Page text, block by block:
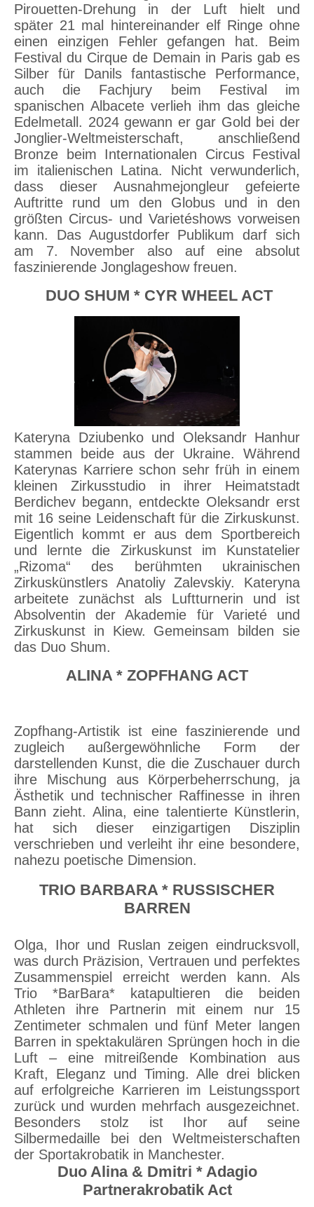
Pirouetten-Drehung in der Luft hielt und
später 21 mal hintereinander elf Ringe ohne
einen einzigen Fehler gefangen hat. Beim
Festival du Cirque de Demain in Paris gab es
Silber für Danils fantastische Performance,
auch die Fachjury beim Festival im
spanischen Albacete verlieh ihm das gleiche
Edelmetall. 2024 gewann er gar Gold bei der
Jonglier-Weltmeisterschaft, anschließend
Bronze beim Internationalen Circus Festival
im italienischen Latina. Nicht verwunderlich,
dass dieser Ausnahmejongleur gefeierte
Auftritte rund um den Globus und in den
größten Circus- und Varietéshows vorweisen
kann. Das Augustdorfer Publikum darf sich
am 7. November also auf eine absolut
faszinierende Jonglageshow freuen.
DUO SHUM * CYR WHEEL ACT
Kateryna Dziubenko und Oleksandr Hanhur
stammen beide aus der Ukraine. Während
Katerynas Karriere schon sehr früh in einem
kleinen Zirkusstudio in ihrer Heimatstadt
Berdichev begann, entdeckte Oleksandr erst
mit 16 seine Leidenschaft für die Zirkuskunst.
Eigentlich kommt er aus dem Sportbereich
und lernte die Zirkuskunst im Kunstatelier
„Rizoma“ des berühmten ukrainischen
Zirkuskünstlers Anatoliy Zalevskiy. Kateryna
arbeitete zunächst als Luftturnerin und ist
Absolventin der Akademie für Varieté und
Zirkuskunst in Kiew. Gemeinsam bilden sie
das Duo Shum.
ALINA * ZOPFHANG ACT
Zopfhang-Artistik ist eine faszinierende und
zugleich außergewöhnliche Form der
darstellenden Kunst, die die Zuschauer durch
ihre Mischung aus Körperbeherrschung, ja
Ästhetik und technischer Raffinesse in ihren
Bann zieht. Alina, eine talentierte Künstlerin,
hat sich dieser einzigartigen Disziplin
verschrieben und verleiht ihr eine besondere,
nahezu poetische Dimension.
TRIO BARBARA * RUSSISCHER
BARREN
Olga, Ihor und Ruslan zeigen eindrucksvoll,
was durch Präzision, Vertrauen und perfektes
Zusammenspiel erreicht werden kann. Als
Trio *BarBara* katapultieren die beiden
Athleten ihre Partnerin mit einem nur 15
Zentimeter schmalen und fünf Meter langen
Barren in spektakulären Sprüngen hoch in die
Luft – eine mitreißende Kombination aus
Kraft, Eleganz und Timing. Alle drei blicken
auf erfolgreiche Karrieren im Leistungssport
zurück und wurden mehrfach ausgezeichnet.
Besonders stolz ist Ihor auf seine
Silbermedaille bei den Weltmeisterschaften
der Sportakrobatik in Manchester.
Duo Alina & Dmitri * Adagio
Partnerakrobatik Act